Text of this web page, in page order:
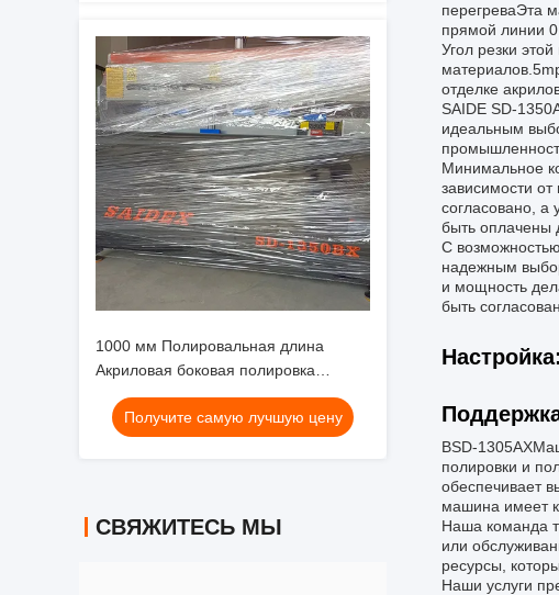
1000 мм Полировальная длина
Акриловая боковая полировка
Совместима с ПММА Акрил ПС ПК
ПЭ АБС FR-4 Полировка поверхности
продукта
Получите самую лучшую цену
СВЯЖИТЕСЬ МЫ
перегреваЭта
прямой линии
Угол резки
отделке
SAIDE SD-
идеальным
Минимальное
зависимости
согласовано, а
быть оплачены
С
надежным
и мощность
быть
Настройка:
ВSD-1305AX
полировки и
обеспечивает
машина имеет
Наша команда
или
ресурсы,
Наши услуги